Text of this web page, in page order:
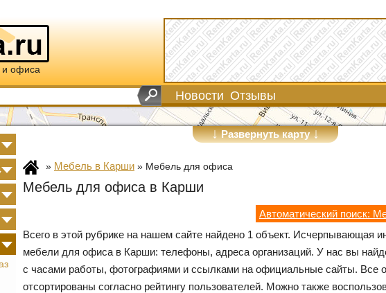
и офиса
Новости Отзывы
↓Развернуть карту↓
» Мебель в Карши » Мебель для офиса
Мебель для офиса в Карши
Автоматический поиск:
Всего в этой рубрике на нашем сайте найдено 1 объект. Исчерпывающая
мебели для офиса в Карши: телефоны, адреса организаций. У нас вы
с часами работы, фотографиями и ссылками на официальные сайты. Все
отсортированы согласно рейтингу пользователей. Можно также